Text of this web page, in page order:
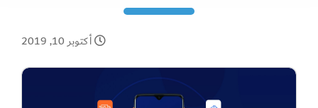
أكتوبر 10, 2019